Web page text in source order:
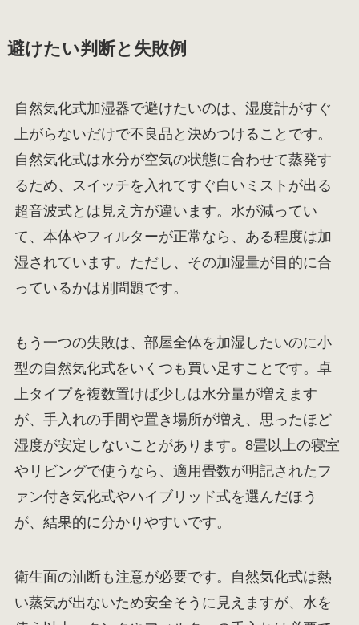
避けたい判断と失敗例
自然気化式加湿器で避けたいのは、湿度計がすぐ
上がらないだけで不良品と決めつけることです。
自然気化式は水分が空気の状態に合わせて蒸発す
るため、スイッチを入れてすぐ白いミストが出る
超音波式とは見え方が違います。水が減ってい
て、本体やフィルターが正常なら、ある程度は加
湿されています。ただし、その加湿量が目的に合
っているかは別問題です。
もう一つの失敗は、部屋全体を加湿したいのに小
型の自然気化式をいくつも買い足すことです。卓
上タイプを複数置けば少しは水分量が増えます
が、手入れの手間や置き場所が増え、思ったほど
湿度が安定しないことがあります。8畳以上の寝室
やリビングで使うなら、適用畳数が明記されたフ
ァン付き気化式やハイブリッド式を選んだほう
が、結果的に分かりやすいです。
衛生面の油断も注意が必要です。自然気化式は熱
い蒸気が出ないため安全そうに見えますが、水を